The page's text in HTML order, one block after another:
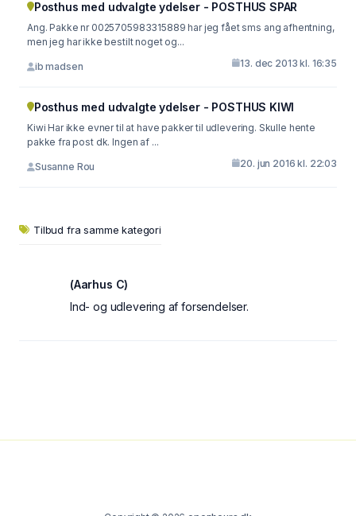
Posthus med udvalgte ydelser - POSTHUS SPAR
Ang. Pakke nr 0025705983315889 har jeg fået sms ang afhentning,
men jeg har ikke bestilt noget og...
ib madsen 13. dec 2013 kl. 16:35
Posthus med udvalgte ydelser - POSTHUS KIWI
Kiwi Har ikke evner til at have pakker til udlevering. Skulle hente
pakke fra post dk. Ingen af ...
Susanne Rou 20. jun 2016 kl. 22:03
Tilbud fra samme kategori
(Aarhus C)
Ind- og udlevering af forsendelser.